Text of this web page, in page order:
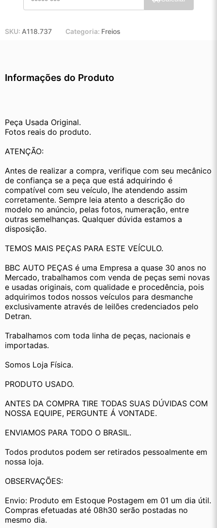
SKU: A118.737 Categoria: Freios
Informações do Produto
Peça Usada Original.
Fotos reais do produto.
ATENÇÃO:
Antes de realizar a compra, verifique com seu mecânico
de confiança se a peça que está adquirindo é
compatível com seu veículo, lhe atendendo assim
corretamente. Sempre leia atento a descrição do
modelo no anúncio, pelas fotos, numeração, entre
outras semelhanças. Qualquer dúvida estamos a
disposição.
TEMOS MAIS PEÇAS PARA ESTE VEÍCULO.
BBC AUTO PEÇAS é uma Empresa a quase 30 anos no
Mercado, trabalhamos com venda de peças semi novas
e usadas originais, com qualidade e procedência, pois
adquirimos todos nossos veículos para desmanche
exclusivamente através de leilões credenciados pelo
Detran.
Trabalhamos com toda linha de peças, nacionais e
importadas.
Somos Loja Física.
PRODUTO USADO.
ANTES DA COMPRA TIRE TODAS SUAS DÚVIDAS COM
NOSSA EQUIPE, PERGUNTE Á VONTADE.
ENVIAMOS PARA TODO O BRASIL.
Todos produtos podem ser retirados pessoalmente em
nossa loja.
OBSERVAÇÕES:
Envio: Produto em Estoque Postagem em 01 um dia útil.
Compras efetuadas até 08h30 serão postadas no
mesmo dia.